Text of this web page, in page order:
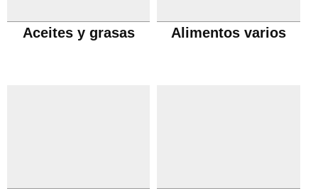
Aceites y grasas Alimentos varios